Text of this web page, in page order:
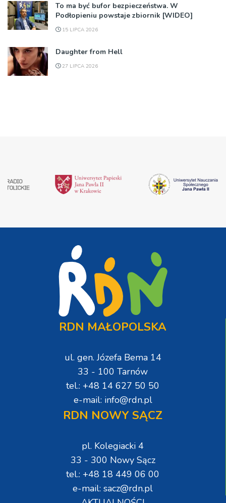
To ma być bufor bezpieczeństwa. W
Podłopieniu powstaje zbiornik [WIDEO]
15 LIPCA 2026
Daughter from Hell
27 LIPCA 2026
RDN MAŁOPOLSKA
ul. gen. Józefa Bema 14
33 - 100 Tarnów
tel.: +48 14 627 50 50
e-mail: info@rdn.pl
RDN NOWY SĄCZ
pl. Kolegiacki 4
33 - 300 Nowy Sącz
tel.: +48 18 449 06 00
e-mail: sacz@rdn.pl